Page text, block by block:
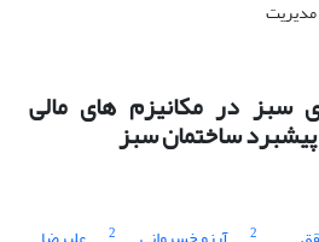
سبز در مکانیزم های مالی
ساختمان سبز
2
2